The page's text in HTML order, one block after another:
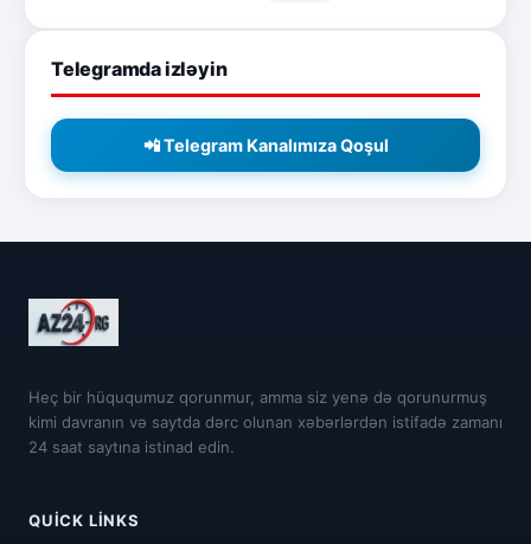
Telegramda izləyin
📲 Telegram Kanalımıza Qoşul
Heç bir hüququmuz qorunmur, amma siz yenə də qorunurmuş
kimi davranın və saytda dərc olunan xəbərlərdən istifadə zamanı
24 saat saytına istinad edin.
QUICK LINKS